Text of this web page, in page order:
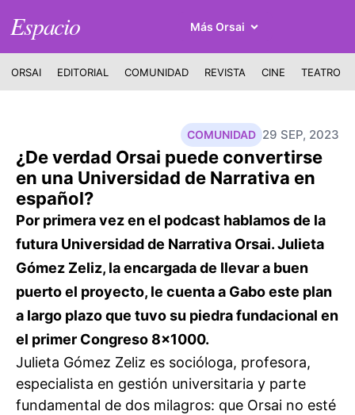
Espacio Más Orsai
ORSAI EDITORIAL COMUNIDAD REVISTA CINE TEATRO
29 SEP, 2023
COMUNIDAD
¿De verdad Orsai puede convertirse
en una Universidad de Narrativa en
español?
Por primera vez en el podcast hablamos de la
futura Universidad de Narrativa Orsai. Julieta
Gómez Zeliz, la encargada de llevar a buen
puerto el proyecto, le cuenta a Gabo este plan
a largo plazo que tuvo su piedra fundacional en
el primer Congreso 8x1000.
Julieta Gómez Zeliz es socióloga, profesora,
especialista en gestión universitaria y parte
fundamental de dos milagros: que Orsai no esté